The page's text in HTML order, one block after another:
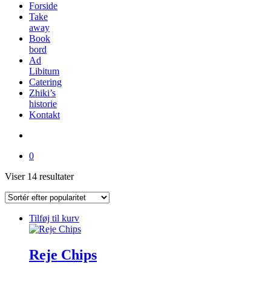
Forside
Take
away
Book
bord
Ad
Libitum
Catering
Zhiki’s
historie
Kontakt
0
Viser 14 resultaterSorteret
popularitet
Tilføj til kurv
Reje Chips